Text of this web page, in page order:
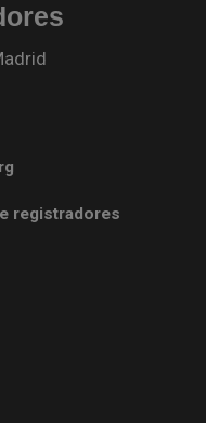
registradores
en ventana nueva)
en ventana nueva)